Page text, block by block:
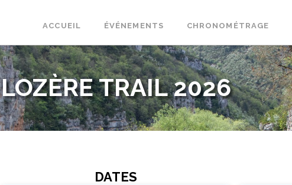
ACCUEIL ÉVÉNEMENTS CHRONOMÉTRAGE
LOZÈRE TRAIL 2026
DATES